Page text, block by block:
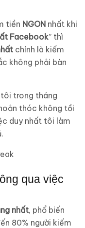
tiền NGON nhất khi
Facebook” thì
chính là kiếm
không phải bàn
tôi trong tháng
thóc không tồi
duy nhất tôi làm
qua việc
nhất, phổ biến
80% người kiếm